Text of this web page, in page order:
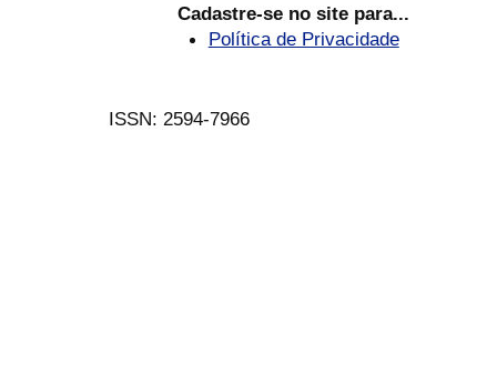
Cadastre-se no site para...
Política de Privacidade
ISSN: 2594-7966